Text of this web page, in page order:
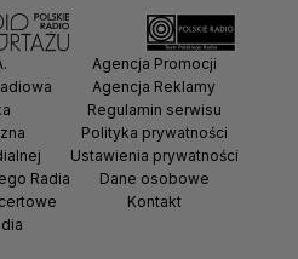
Radia
Agencja Promocji
Agencja Reklamy
Regulamin serwisu
Polityka prywatności
Ustawienia prywatności
Dane osobowe
Kontakt